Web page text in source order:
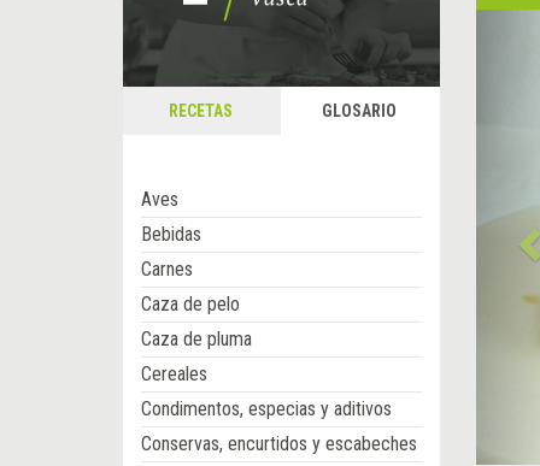
RECETAS GLOSARIO
Aves
Bebidas
Carnes
Caza de pelo
Caza de pluma
Cereales
Condimentos, especias y aditivos
Conservas, encurtidos y escabeches